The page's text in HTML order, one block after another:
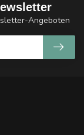
Angeboten